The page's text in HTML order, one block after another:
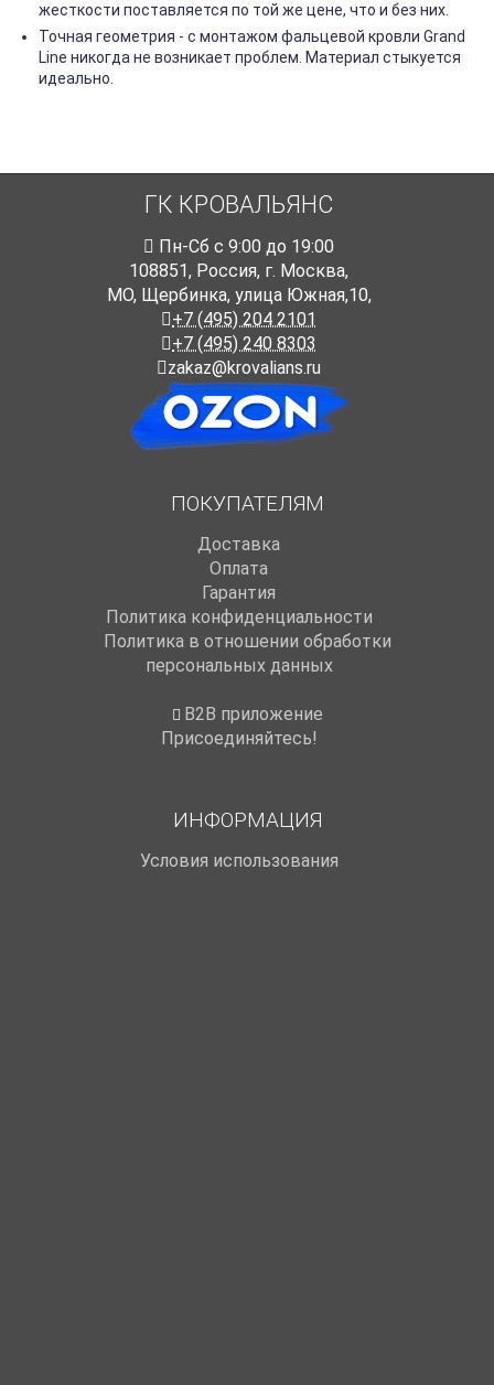
жесткости поставляется по той же цене, что и без них.
Точная геометрия - с монтажом фальцевой кровли Grand
Line никогда не возникает проблем. Материал стыкуется
идеально.
ГК КРОВАЛЬЯНС
Пн-Cб с 9:00 до 19:00
108851, Россия, г. Москва,
МО, Щербинка, улица Южная,10,
+7 (495) 204 2101
+7 (495) 240 8303
zakaz@krovalians.ru
ПОКУПАТЕЛЯМ
Доставка
Оплата
Гарантия
Политика конфиденциальности
Политика в отношении обработки
персональных данных
B2B приложение
Присоединяйтесь!
ИНФОРМАЦИЯ
Условия использования